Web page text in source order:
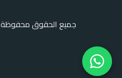
جميع الحقوق محفوظة JedMed © 2026.